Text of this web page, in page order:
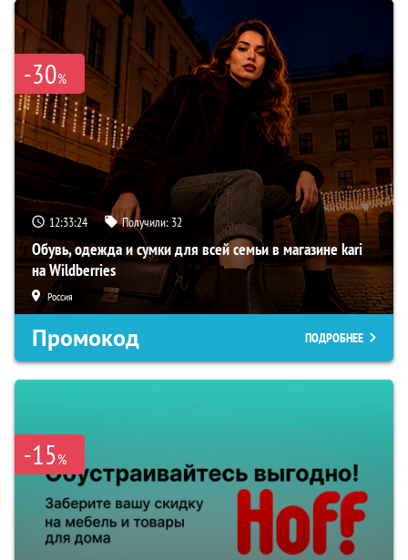
-30%
12:33:23 Получили: 32
Обувь, одежда и сумки для всей семьи в магазине kari
на Wildberries
Россия
Промокод ПОДРОБНЕЕ
-15%